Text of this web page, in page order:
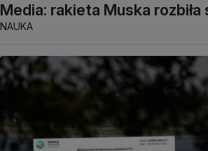
Media: rakieta Muska
NAUKA